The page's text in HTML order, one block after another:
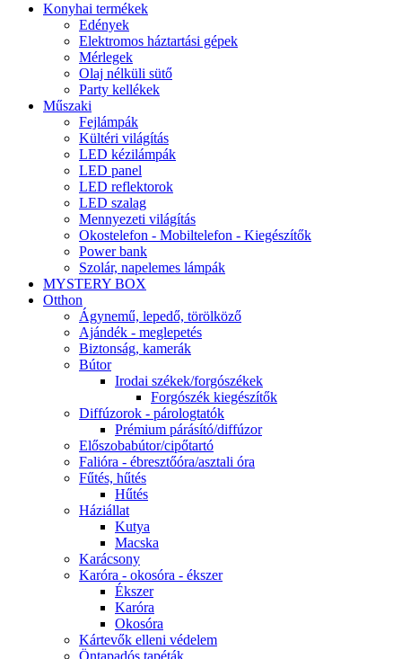
Konyhai termékek
Edények
Elektromos háztartási gépek
Mérlegek
Olaj nélküli sütő
Party kellékek
Műszaki
Fejlámpák
Kültéri világítás
LED kézilámpák
LED panel
LED reflektorok
LED szalag
Mennyezeti világítás
Okostelefon - Mobiltelefon - Kiegészítők
Power bank
Szolár, napelemes lámpák
MYSTERY BOX
Otthon
Ágynemű, lepedő, törölköző
Ajándék - meglepetés
Biztonság, kamerák
Bútor
Irodai székek/forgószékek
Forgószék kiegészítők
Diffúzorok - párologtatók
Prémium párásító/diffúzor
Előszobabútor/cipőtartó
Falióra - ébresztőóra/asztali óra
Fűtés, hűtés
Hűtés
Háziállat
Kutya
Macska
Karácsony
Karóra - okosóra - ékszer
Ékszer
Karóra
Okosóra
Kártevők elleni védelem
Öntapadós tapéták